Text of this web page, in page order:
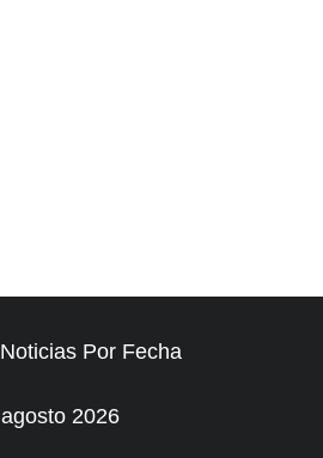
Noticias Por Fecha
agosto 2026